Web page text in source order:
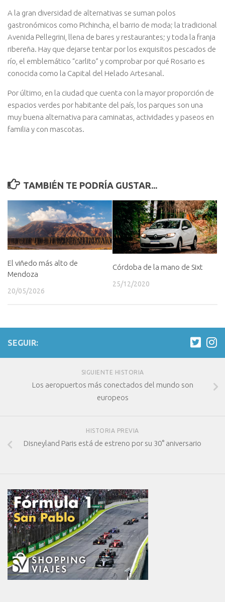
A la gran diversidad de alternativas se suman polos
gastronómicos como Pichincha, el barrio de moda; la tradicional
Avenida Pellegrini, llena de bares y restaurantes; y toda la franja
ribereña. Hay que dejarse tentar por los exquisitos pescados de
río, el emblemático “carlito” y comprobar por qué Rosario es
conocida como la Capital del Helado Artesanal.
Por último, en la ciudad que cuenta con la mayor proporción de
espacios verdes por habitante del país, los parques son una
muy buena alternativa para caminatas, actividades y paseos en
familia y con mascotas.
TAMBIÉN TE PODRÍA GUSTAR...
El viñedo más alto de
Mendoza
20/05/2026
Córdoba de la mano de Sixt
25/12/2020
SEGUIR:
SIGUIENTE HISTORIA
Los aeropuertos más conectados del mundo son
europeos
HISTORIA PREVIA
Disneyland Paris está de estreno por su 30° aniversario